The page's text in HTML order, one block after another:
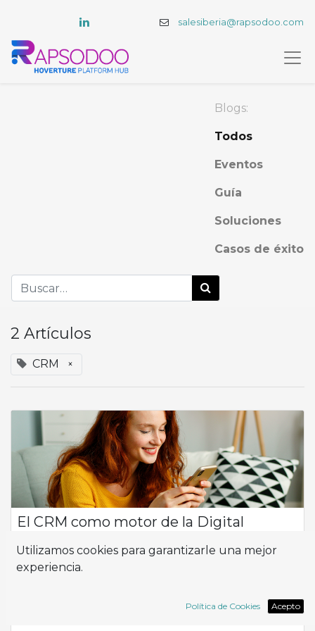
salesiberia@rapsodoo.com
Blogs:
Todos
Eventos
Guía
Soluciones
Casos de éxito
2 Artículos
CRM ×
El CRM como motor de la Digital
Por qué hoy el CRM es estratégico para cualquier empresa
En el actual contexto competitivo, la capacidad de construir
Utilizamos cookies para garantizarle una mejor
experiencia.
Política de Cookies Acepto